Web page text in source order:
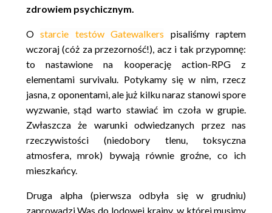
zdrowiem psychicznym.
Ostarcie testów Gatewalkers pisaliśmy raptem
wczoraj (cóż za przezorność!), acz i tak przypomnę:
to nastawione na kooperację action-RPG z
elementami survivalu. Potykamy się w nim, rzecz
jasna, z oponentami, ale już kilku naraz stanowi spore
wyzwanie, stąd warto stawiać im czoła w grupie.
Zwłaszcza że warunki odwiedzanych przez nas
rzeczywistości (niedobory tlenu, toksyczna
atmosfera, mrok) bywają równie groźne, co ich
mieszkańcy.
Druga alpha (pierwsza odbyła się w grudniu)
zaprowadzi Was do lodowej krainy, w której musimy